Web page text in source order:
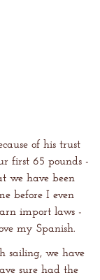
of his trust
first 65 pounds -
we have been
before I even
import laws -
my Spanish.
sailing, we have
sure had the